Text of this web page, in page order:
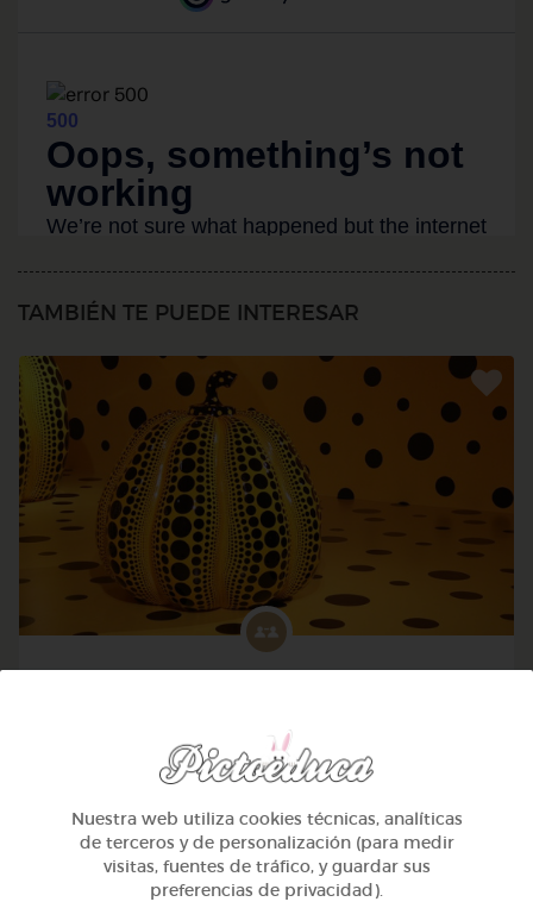
TAMBIÉN TE PUEDE INTERESAR
Nuestra web utiliza cookies técnicas, analíticas
de terceros y de personalización (para medir
visitas, fuentes de tráfico, y guardar sus
preferencias de privacidad).